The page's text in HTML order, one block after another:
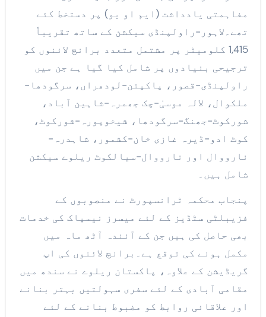
مفاہمتی یادداشت (ایم او یو) پر دستخط کئے
تھے۔لاہور-راولپنڈی سیکشن کے ساتھ تقریباً
1,415 کلومیٹر پر مشتمل متعدد برانچ لائنوں کو
ترجیحی بنیادوں پر شامل کیا گیا ہے جن میں
راولپنڈی-قصور، پاکپتن-لودھراں، سرگودھا-
ملکوال، لالہ موسیٰ-چک جھمرہ-شاہین آباد،
شورکوٹ-جھنگ-سرگودھا، شیخوپورہ-شورکوٹ،
کوٹ ادو-ڈیرہ غازی خان-کشمور، شاہدرہ-
نارووال اور نارووال-سیالکوٹ ریلوے سیکشن
شامل ہیں۔
پنجاب محکمہ ٹرانسپورٹ نے منصوبوں کے
فزیبلٹی سٹڈیز کے لئے میسرز نیسپاک کی خدمات
بھی حاصل کی ہیں جن کے آئندہ آٹھ ماہ میں
مکمل ہونے کی توقع ہے۔برانچ لائنوں کی اپ
گریڈیشن کے علاوہ، پاکستان ریلوے نے سندھ میں
مقامی آبادی کے لئے سفری سہولتیں بہتر بنانے
اور علاقائی روابط کو مضبوط بنانے کے لئے